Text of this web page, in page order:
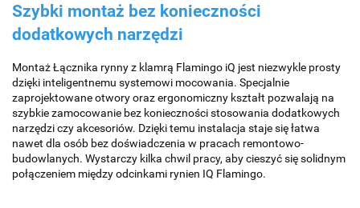
Szybki montaż bez konieczności
dodatkowych narzędzi
Montaż Łącznika rynny z klamrą Flamingo iQ jest niezwykle prosty
dzięki inteligentnemu systemowi mocowania. Specjalnie
zaprojektowane otwory oraz ergonomiczny kształt pozwalają na
szybkie zamocowanie bez konieczności stosowania dodatkowych
narzędzi czy akcesoriów. Dzięki temu instalacja staje się łatwa
nawet dla osób bez doświadczenia w pracach remontowo-
budowlanych. Wystarczy kilka chwil pracy, aby cieszyć się solidnym
połączeniem między odcinkami rynien IQ Flamingo.